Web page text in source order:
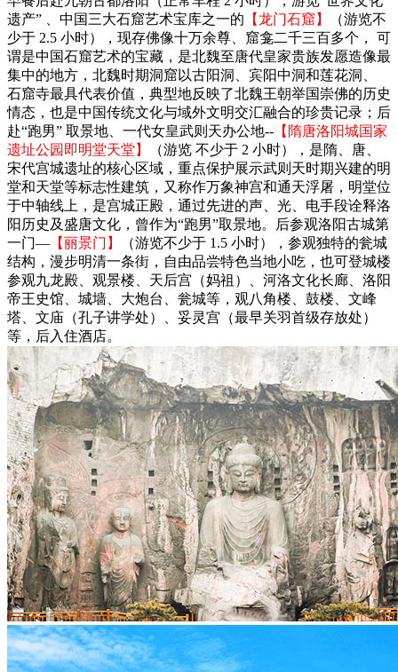
遗产” 、中国三大石窟艺术宝库之一的 【龙门石窟】
（游览不
少于 2.5 小时），现存佛像十万余尊、窟龛二千三百多个， 可
谓是中国石窟艺术的宝藏，是北魏至唐代皇家贵族发愿造像最
集中的地方，北魏时期洞窟以古阳洞、宾阳中洞和莲花洞、
石窟寺最具代表价值，典型地反映了北魏王朝举国崇佛的历史
情态，也是中国传统文化与域外文明交汇融合的珍贵记录；后
赴“跑男” 取景地、一代女皇武则天办公地-- 【隋唐洛阳城国家
遗址公园即明堂天堂】
（游览 不少于 2 小时），是隋、唐、
宋代宫城遗址的核心区域，重点保护展示武则天时期兴建的明
堂和天堂等标志性建筑，又称作万象神宫和通天浮屠，明堂位
于中轴线上，是宫城正殿，通过先进的声、光、电手段诠释洛
阳历史及盛唐文化，曾作为“跑男”取景地。后参观洛阳古城第
一门— 【丽景门】
（游览不少于 1.5 小时），参观独特的瓮城
结构，漫步明清一条街，自由品尝特色当地小吃，也可登城楼
参观九龙殿、观景楼、天后宫（妈祖）、河洛文化长廊、洛阳
帝王史馆、城墙、大炮台、瓮城等，观八角楼、鼓楼、文峰
塔、文庙（孔子讲学处）、妥灵宫（最早关羽首级存放处）
等，后入住酒店。